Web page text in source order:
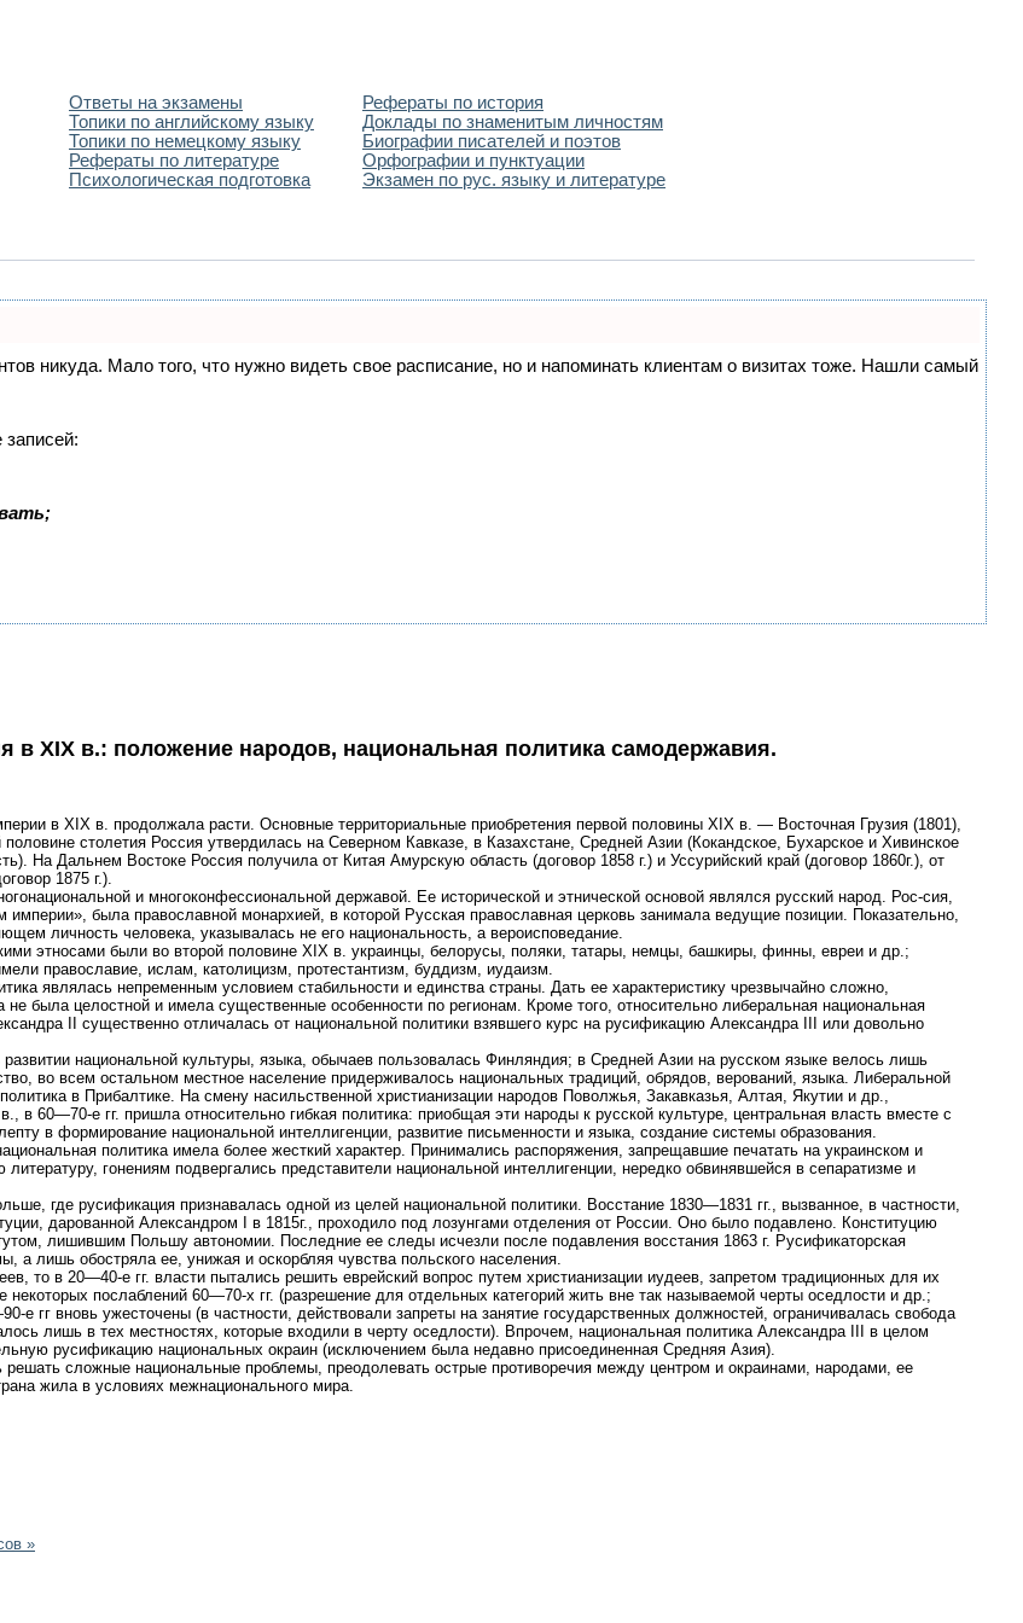
Ответы на экзамены
Топики по английскому языку
Топики по немецкому языку
Рефераты по литературе
Психологическая подготовка
Рефераты по история
Доклады по знаменитым личностям
Биографии писателей и поэтов
Орфографии и пунктуации
Экзамен по рус. языку и литературе
никуда. Мало того, что нужно видеть свое расписание, но и напоминать клиентам о визитах тоже. Нашли самый
в XIX в.: положение народов, национальная политика самодержавия.
в XIX в. продолжала расти. Основные территориальные приобретения первой половины XIX в. — Восточная Грузия (1801),
столетия Россия утвердилась на Северном Кавказе, в Казахстане, Средней Азии (Кокандское, Бухарское и Хивинское
На Дальнем Востоке Россия получила от Китая Амурскую область (договор 1858 г.) и Уссурийский край (договор 1860г.), от
1875 г.).
и многоконфессиональной державой. Ее исторической и этнической основой являлся русский народ. Рос-сия,
империи», была православной монархией, в которой Русская православная церковь занимала ведущие позиции. Показательно,
личность человека, указывалась не его национальность, а вероисповедание.
этносами были во второй половине XIX в. украинцы, белорусы, поляки, татары, немцы, башкиры, финны, евреи и др.;
православие, ислам, католицизм, протестантизм, буддизм, иудаизм.
являлась непременным условием стабильности и единства страны. Дать ее характеристику чрезвычайно сложно,
не была целостной и имела существенные особенности по регионам. Кроме того, относительно либеральная национальная
II существенно отличалась от национальной политики взявшего курс на русификацию Александра III или довольно
национальной культуры, языка, обычаев пользовалась Финляндия; в Средней Азии на русском языке велось лишь
во всем остальном местное население придерживалось национальных традиций, обрядов, верований, языка. Либеральной
в Прибалтике. На смену насильственной христианизации народов Поволжья, Закавказья, Алтая, Якутии и др.,
в 60—70-е гг. пришла относительно гибкая политика: приобщая эти народы к русской культуре, центральная власть вместе с
в формирование национальной интеллигенции, развитие письменности и языка, создание системы образования.
политика имела более жесткий характер. Принимались распоряжения, запрещавшие печатать на украинском и
гонениям подвергались представители национальной интеллигенции, нередко обвинявшейся в сепаратизме и
где русификация признавалась одной из целей национальной политики. Восстание 1830—1831 гг., вызванное, в частности,
дарованной Александром I в 1815г., проходило под лозунгами отделения от России. Оно было подавлено. Конституцию
лишившим Польшу автономии. Последние ее следы исчезли после подавления восстания 1863 г. Русификаторская
а лишь обостряла ее, унижая и оскорбляя чувства польского населения.
то в 20—40-е гг. власти пытались решить еврейский вопрос путем христианизации иудеев, запретом традиционных для их
некоторых послаблений 60—70-х гг. (разрешение для отдельных категорий жить вне так называемой черты оседлости и др.;
е гг вновь ужесточены (в частности, действовали запреты на занятие государственных должностей, ограничивалась свобода
лишь в тех местностях, которые входили в черту оседлости). Впрочем, национальная политика Александра III в целом
русификацию национальных окраин (исключением была недавно присоединенная Средняя Азия).
решать сложные национальные проблемы, преодолевать острые противоречия между центром и окраинами, народами, ее
жила в условиях межнационального мира.
»